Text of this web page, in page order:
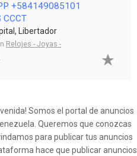
+584149085101
CCCT
Libertador
Relojes - Joyas -
Somos el portal de anuncios
Queremos que conozcas
para publicar tus anuncios
hace que publicar anuncios